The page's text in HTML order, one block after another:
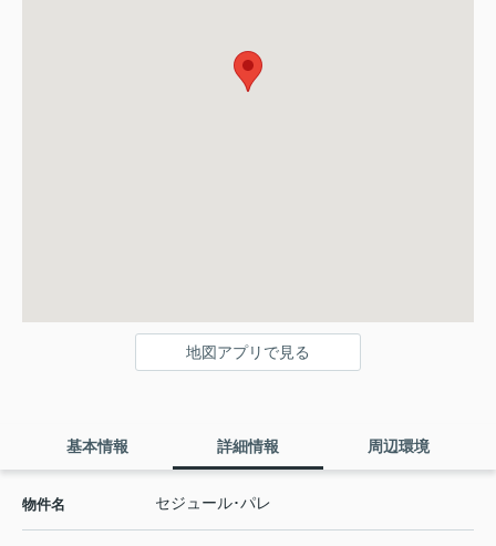
地図アプリで見る
基本情報 詳細情報 周辺環境
物件名 セジュール･パレ